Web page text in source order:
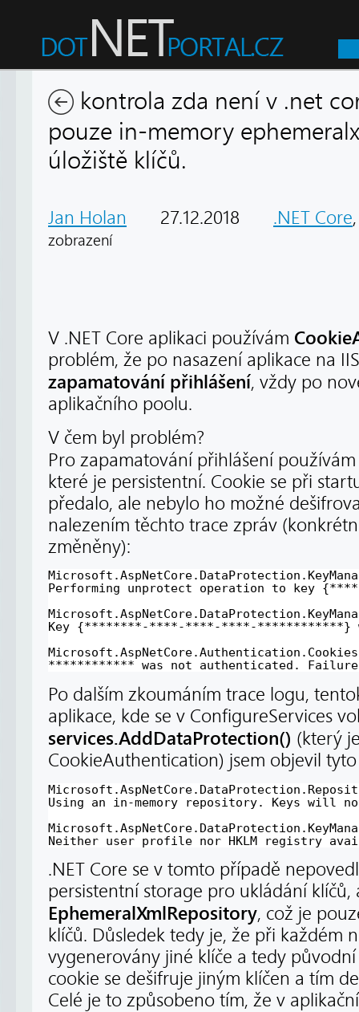
kontrola zda není v .net
pouze in-memory
úložiště klíčů.
Jan Holan 27.12.2018 .NET Core
zobrazení
V .NET Core aplikaci používám
problém, že po nasazení aplikace na
zapamatování přihlášení, vždy po
aplikačního poolu.
V čem byl problém?
Pro zapamatování přihlášení
které je persistentní. Cookie se při
předalo, ale nebylo ho možné
nalezením těchto trace zpráv
změněny):
Performing unprotect operation to key
Key {********-****-****-****-************}
************ was not authenticated.
Po dalším zkoumáním trace logu,
aplikace, kde se v ConfigureServices
services.AddDataProtection() (který
CookieAuthentication) jsem objevil
Using an in-memory repository. Keys will
Neither user profile nor HKLM registry
.NET Core se v tomto případě
persistentní storage pro ukládání klíčů,
EphemeralXmlRepository, což je
klíčů. Důsledek tedy je, že při každém
vygenerovány jiné klíče a tedy
cookie se dešifruje jiným klíčen a tím
Celé je to způsobeno tím, že v